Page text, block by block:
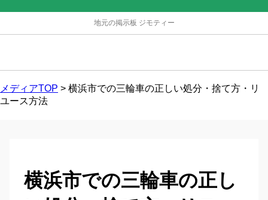
地元の掲示板 ジモティー
メディアTOP > 横浜市での三輪車の正しい処分・捨て方・リ
ユース方法
横浜市での三輪車の正し